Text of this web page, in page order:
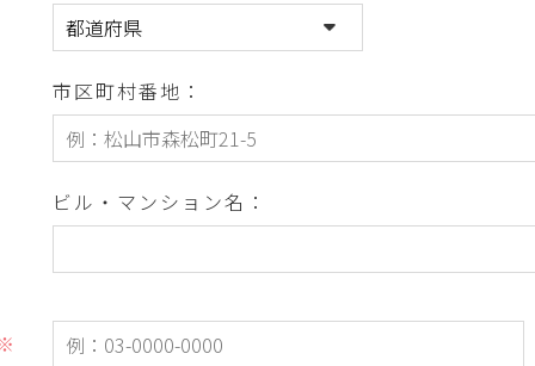
市区町村番地：
ビル・マンション名：